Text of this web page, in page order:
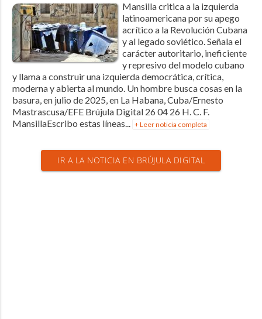
Mansilla critica a la izquierda
latinoamericana por su apego
acrítico a la Revolución Cubana
y al legado soviético. Señala el
carácter autoritario, ineficiente
y represivo del modelo cubano
y llama a construir una izquierda democrática, crítica,
moderna y abierta al mundo. Un hombre busca cosas en la
basura, en julio de 2025, en La Habana, Cuba/Ernesto
Mastrascusa/EFE Brújula Digital 26 04 26 H. C. F.
MansillaEscribo estas líneas... + Leer noticia completa
IR A LA NOTICIA EN BRÚJULA DIGITAL